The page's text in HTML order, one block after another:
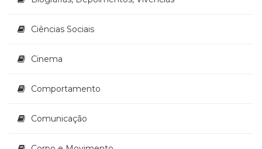
Ciências Sociais
Cinema
Comportamento
Comunicação